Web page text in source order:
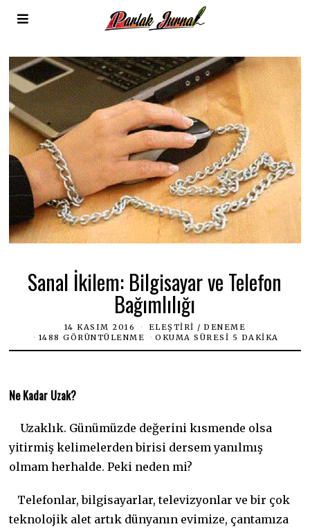
Sanal İkilem: Bilgisayar ve Telefon
Bağımlılığı
14 KASIM 2016 ELEŞTIRI / DENEME
1488 GÖRÜNTÜLENME
OKUMA SÜRESI 5 DAKIKA
Ne Kadar Uzak?
Uzaklık. Günümüzde değerini kısmende olsa
yitirmiş kelimelerden birisi dersem yanılmış
olmam herhalde. Peki neden mi?
Telefonlar, bilgisayarlar, televizyonlar ve bir çok
teknolojik alet artık dünyanın evimize, çantamıza